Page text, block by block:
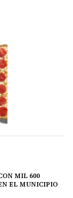
MIL 600
EL MUNICIPIO